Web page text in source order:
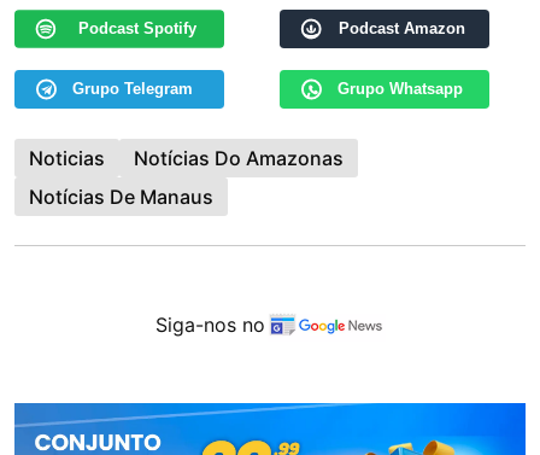
Podcast Spotify Podcast Amazon
Grupo Telegram Grupo Whatsapp
Noticias
Notícias Do Amazonas
Notícias De Manaus
Siga-nos no